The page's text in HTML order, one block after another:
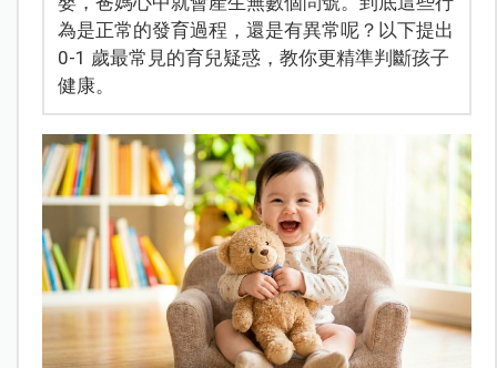
為是正常的發育過程，還是有異常呢？以下提出
0-1 歲最常見的育兒疑惑，教你更精準判斷孩子
健康。